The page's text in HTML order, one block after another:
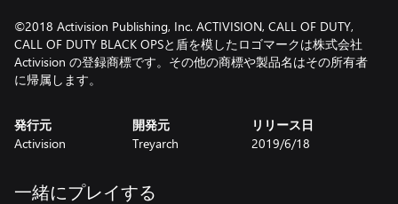
©2018 Activision Publishing, Inc. ACTIVISION, CALL OF DUTY,
CALL OF DUTY BLACK OPSと盾を模したロゴマークは株式会社
Activision の登録商標です。その他の商標や製品名はその所有者
に帰属します。
発行元
Activision
開発元
Treyarch
リリース日
2019/6/18
一緒にプレイする